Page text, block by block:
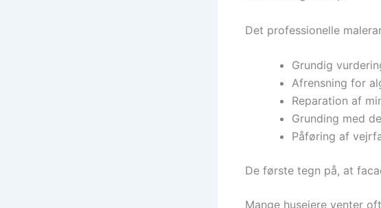
Det professionelle
Grundig
Afrensning for
Reparation af
Grunding med
Påføring af
De første tegn på, at
Mange husejere venter